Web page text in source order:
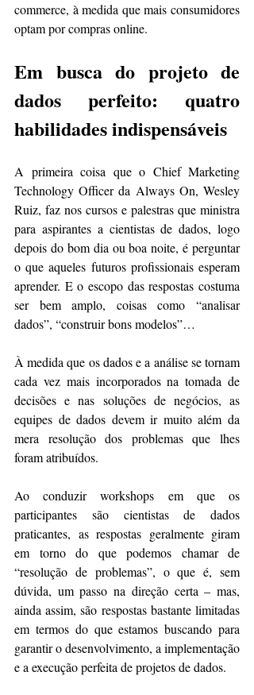
commerce, à medida que mais consumidores
optam por compras online​​.
Em busca do projeto de
dados perfeito: quatro
habilidades indispensáveis
A primeira coisa que o Chief Marketing
Technology Officer da Always On, Wesley
Ruiz, faz nos cursos e palestras que ministra
para aspirantes a cientistas de dados, logo
depois do bom dia ou boa noite, é perguntar
o que aqueles futuros profissionais esperam
aprender. E o escopo das respostas costuma
ser bem amplo, coisas como “analisar
dados”, “construir bons modelos”…
À medida que os dados e a análise se tornam
cada vez mais incorporados na tomada de
decisões e nas soluções de negócios, as
equipes de dados devem ir muito além da
mera resolução dos problemas que lhes
foram atribuídos.
Ao conduzir workshops em que os
participantes são cientistas de dados
praticantes, as respostas geralmente giram
em torno do que podemos chamar de
“resolução de problemas”, o que é, sem
dúvida, um passo na direção certa – mas,
ainda assim, são respostas bastante limitadas
em termos do que estamos buscando para
garantir o desenvolvimento, a implementação
e a execução perfeita de projetos de dados.